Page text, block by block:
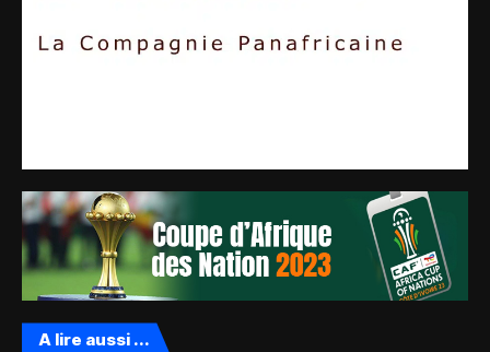
A lire aussi ...